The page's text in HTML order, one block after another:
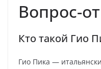
Вопрос-
Кто такой Гио
Гио Пика —